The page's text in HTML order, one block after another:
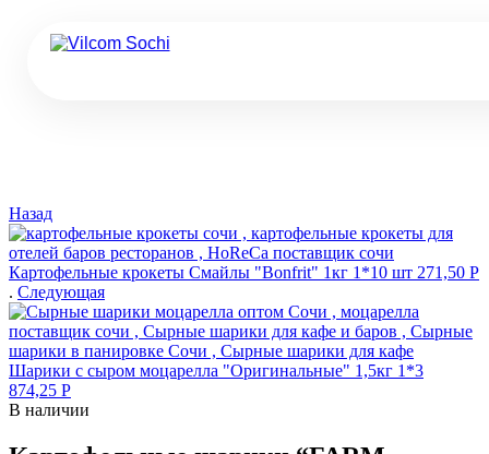
Назад
Картофельные крокеты Смайлы "Bonfrit" 1кг 1*10 шт 271,50 Р
. Следующая
Шарики с сыром моцарелла "Оригинальные" 1,5кг 1*3
874,25 Р
В наличии